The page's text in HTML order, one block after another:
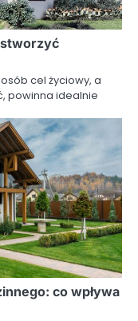
cel życiowy, a
powinna idealnie
co wpływa